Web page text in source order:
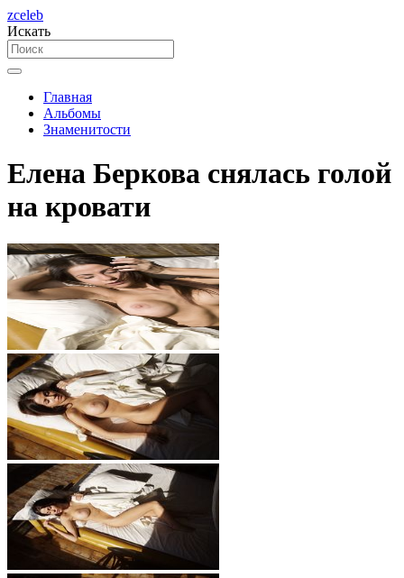
zceleb
Искать
Главная
Альбомы
Знаменитости
Елена Беркова снялась голой
на кровати